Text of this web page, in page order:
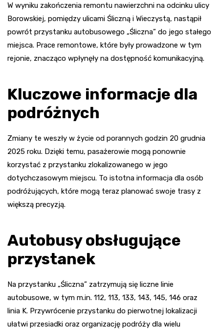
W wyniku zakończenia remontu nawierzchni na odcinku ulicy
Borowskiej, pomiędzy ulicami Śliczną i Wieczystą, nastąpił
powrót przystanku autobusowego „Śliczna” do jego stałego
miejsca. Prace remontowe, które były prowadzone w tym
rejonie, znacząco wpłynęły na dostępność komunikacyjną.
Kluczowe informacje dla
podróżnych
Zmiany te weszły w życie od porannych godzin 20 grudnia
2025 roku. Dzięki temu, pasażerowie mogą ponownie
korzystać z przystanku zlokalizowanego w jego
dotychczasowym miejscu. To istotna informacja dla osób
podróżujących, które mogą teraz planować swoje trasy z
większą precyzją.
Autobusy obsługujące
przystanek
Na przystanku „Śliczna” zatrzymują się liczne linie
autobusowe, w tym m.in. 112, 113, 133, 143, 145, 146 oraz
linia K. Przywrócenie przystanku do pierwotnej lokalizacji
ułatwi przesiadki oraz organizację podróży dla wielu